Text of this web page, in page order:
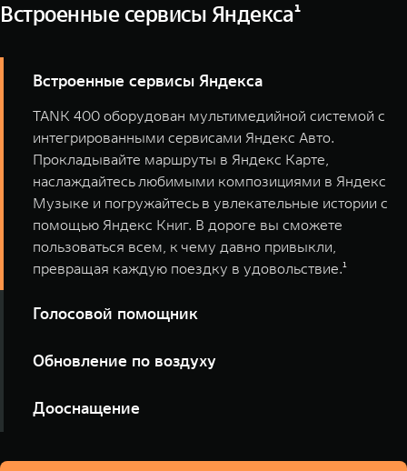
Встроенные сервисы Яндекса¹
Встроенные сервисы Яндекса
TANK 400 оборудован мультимедийной системой с
интегрированными сервисами Яндекс Авто.
Прокладывайте маршруты в Яндекс Карте,
наслаждайтесь любимыми композициями в Яндекс
Музыке и погружайтесь в увлекательные истории с
помощью Яндекс Книг. В дороге вы сможете
пользоваться всем, к чему давно привыкли,
превращая каждую поездку в удовольствие.¹
Голосовой помощник
позволяет управлять функциями автомобиля и
климат-контроль, открывать окна и дверь багажника,
также многое другое. Он распознает голос водителя и
Обновление по воздуху
обновление программного обеспечения вашего
дилерского центра. Несколько простых шагов — и вы
Дооснащение
цифровыми сервисами для вашего TANK!